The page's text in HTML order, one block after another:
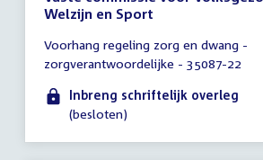
Welzijn en Sport
vergadering
tot
14:00
uur
Voorhang regeling zorg en dwang -
zorgverantwoordelijke - 35087-22
Inbreng schriftelijk overleg
(besloten)